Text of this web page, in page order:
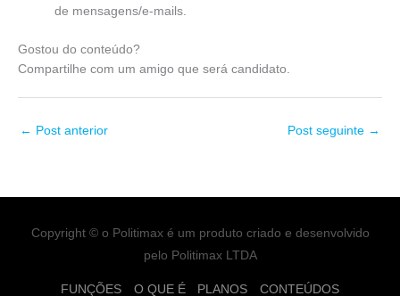
de mensagens/e-mails.
Gostou do conteúdo?
Compartilhe com um amigo que será candidato.
← Post anterior Post seguinte →
Copyright © o Politimax é um produto criado e desenvolvido
pelo Politimax LTDA
FUNÇÕES O QUE É PLANOS CONTEÚDOS